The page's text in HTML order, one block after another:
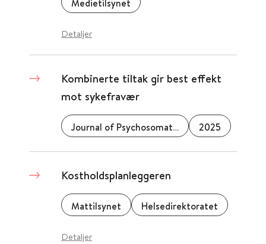
Medietilsynet
Detaljer
Kombinerte tiltak gir best effekt
mot sykefravær
Journal of Psychosomatic Research 2025
Kostholdsplanleggeren
Mattilsynet Helsedirektoratet
Detaljer